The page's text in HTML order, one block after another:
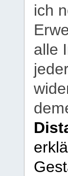
ich
alle